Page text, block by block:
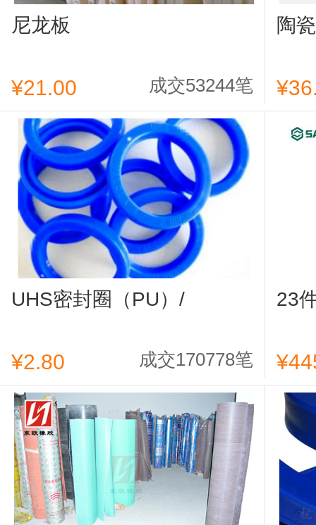
尼龙板
¥21.00 成交53244笔
陶
UHS密封圈（PU）/
¥2.80 成交170778笔
23